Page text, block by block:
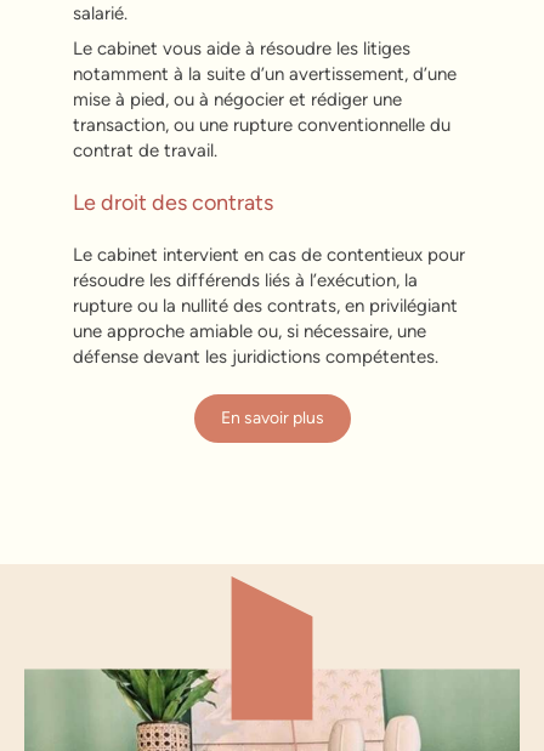
salarié.
Le cabinet vous aide à résoudre les litiges
notamment à la suite d’un avertissement, d’une
mise à pied, ou à négocier et rédiger une
transaction, ou une rupture conventionnelle du
contrat de travail.
Le droit des contrats
Le cabinet intervient en cas de contentieux pour
résoudre les différends liés à l’exécution, la
rupture ou la nullité des contrats, en privilégiant
une approche amiable ou, si nécessaire, une
défense devant les juridictions compétentes.
En savoir plus